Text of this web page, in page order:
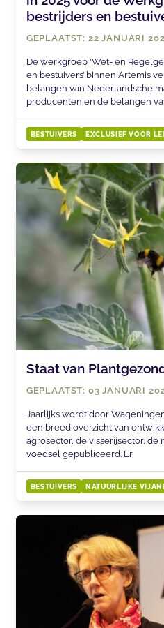
bestrijders en
GEPLAATST: 22 JANUARI
De werkgroep ‘Wet- en
en bestuivers’ binnen Artemis
belangen van Nederlandsche
producenten en de belangen
BESTUIVERS EXCLUSIEF VOOR
Staat van
GEPLAATST: 03 JANUARI
Jaarlijks wordt door
een breed overzicht van
agrosector, de visserijsector, de
voedsel gepubliceerd. Er
BESTUIVERS NATUURLIJKE